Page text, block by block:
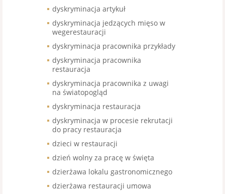
dyskryminacja artykuł
dyskryminacja jedzących mięso w
wegerestauracji
dyskryminacja pracownika przykłady
dyskryminacja pracownika
restauracja
dyskryminacja pracownika z uwagi
na światopogląd
dyskryminacja restauracja
dyskryminacja w procesie rekrutacji
do pracy restauracja
dzieci w restauracji
dzień wolny za pracę w święta
dzierżawa lokalu gastronomicznego
dzierżawa restauracji umowa